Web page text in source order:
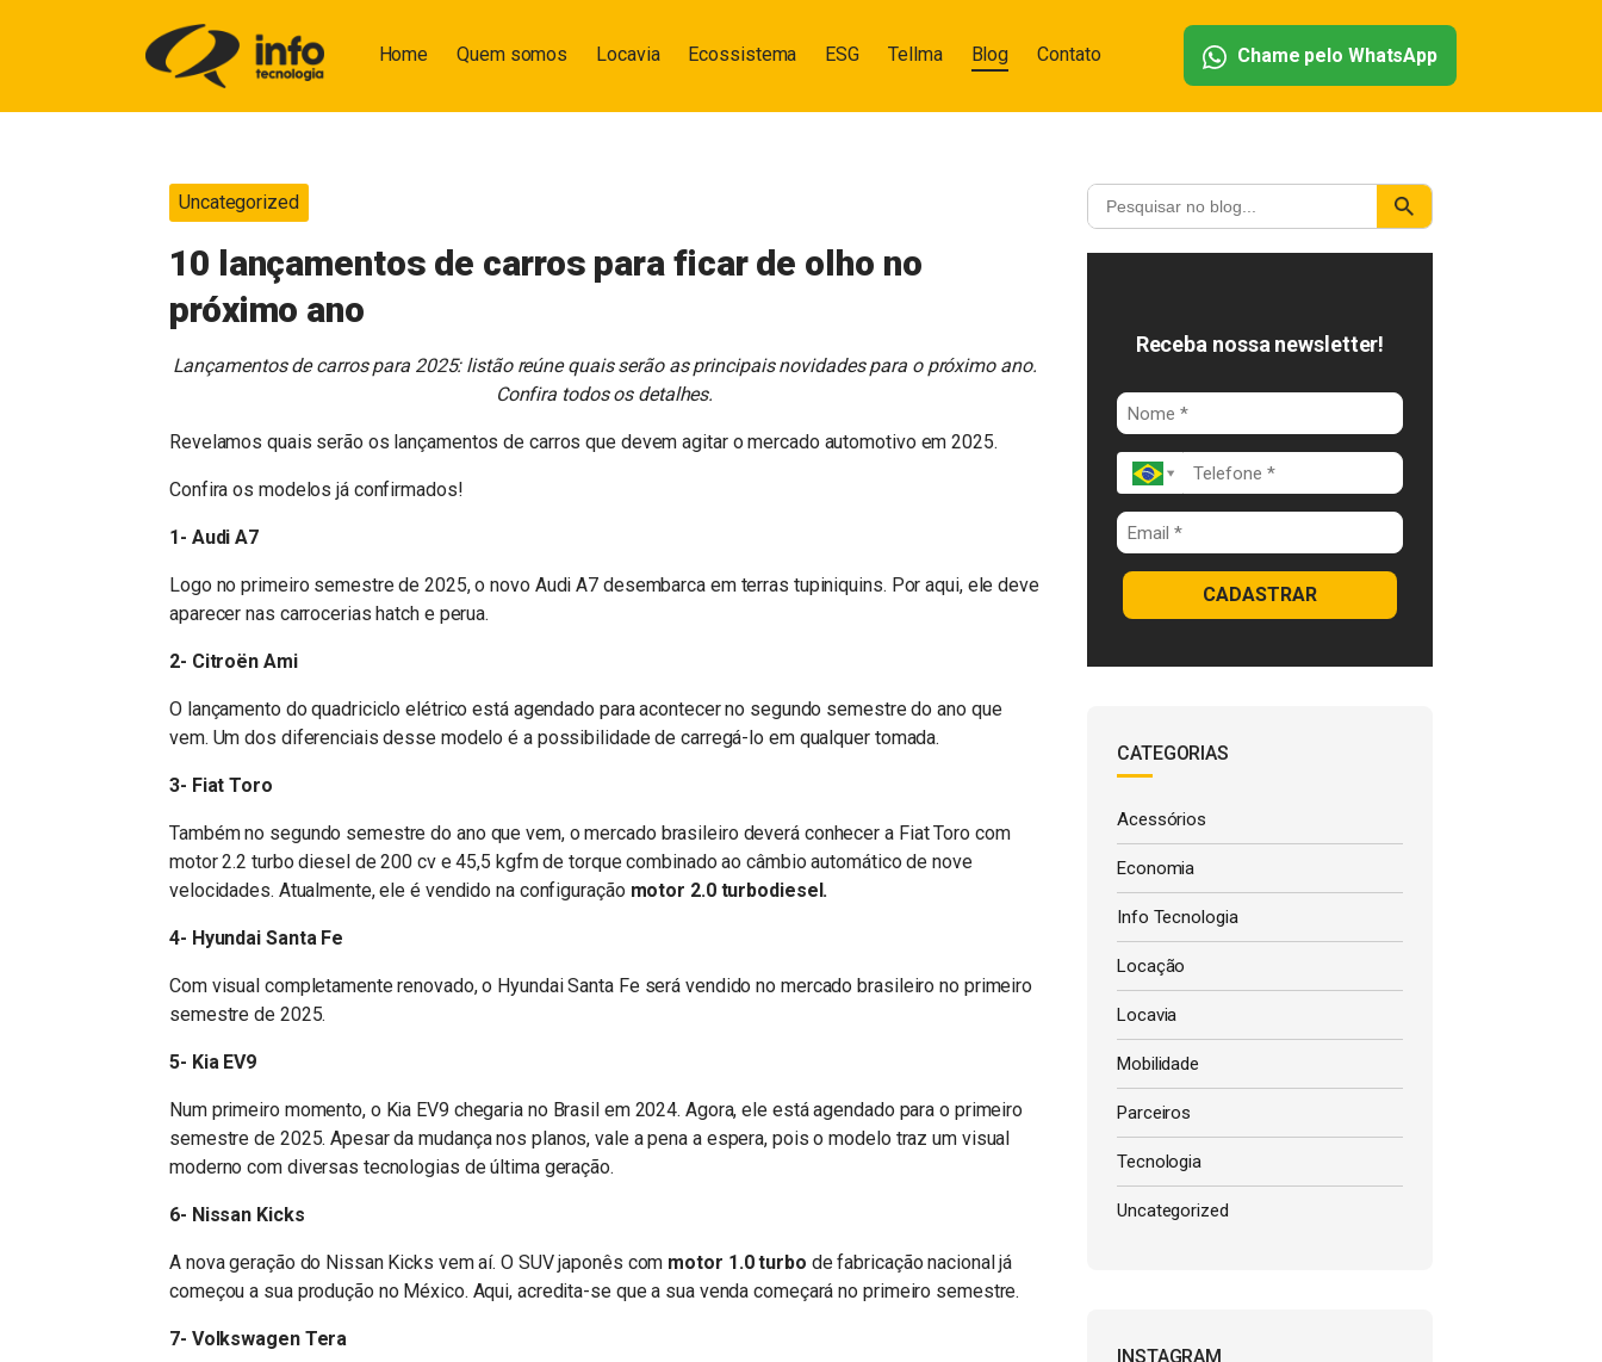
Home Quem somos Locavia Ecossistema ESG Tellma Blog Contato Chame pelo WhatsApp
Uncategorized
10 lançamentos de carros para ficar de olho no
próximo ano
Lançamentos de carros para 2025: listão reúne quais serão as principais novidades para o próximo ano.
Confira todos os detalhes.
Revelamos quais serão os lançamentos de carros que devem agitar o mercado automotivo em 2025.
Confira os modelos já confirmados!
1- Audi A7
Logo no primeiro semestre de 2025, o novo Audi A7 desembarca em terras tupiniquins. Por aqui, ele deve
aparecer nas carrocerias hatch e perua.
2- Citroën Ami
O lançamento do quadriciclo elétrico está agendado para acontecer no segundo semestre do ano que
vem. Um dos diferenciais desse modelo é a possibilidade de carregá-lo em qualquer tomada.
3- Fiat Toro
Também no segundo semestre do ano que vem, o mercado brasileiro deverá conhecer a Fiat Toro com
motor 2.2 turbo diesel de 200 cv e 45,5 kgfm de torque combinado ao câmbio automático de nove
velocidades. Atualmente, ele é vendido na configuração motor 2.0 turbodiesel.
4- Hyundai Santa Fe
Com visual completamente renovado, o Hyundai Santa Fe será vendido no mercado brasileiro no primeiro
semestre de 2025.
5- Kia EV9
Num primeiro momento, o Kia EV9 chegaria no Brasil em 2024. Agora, ele está agendado para o primeiro
semestre de 2025. Apesar da mudança nos planos, vale a pena a espera, pois o modelo traz um visual
moderno com diversas tecnologias de última geração.
6- Nissan Kicks
A nova geração do Nissan Kicks vem aí. O SUV japonês com motor 1.0 turbo de fabricação nacional já
começou a sua produção no México. Aqui, acredita-se que a sua venda começará no primeiro semestre.
7- Volkswagen Tera
Receba nossa newsletter!
CADASTRAR
CATEGORIAS
Acessórios
Economia
Info Tecnologia
Locação
Locavia
Mobilidade
Parceiros
Tecnologia
Uncategorized
INSTAGRAM